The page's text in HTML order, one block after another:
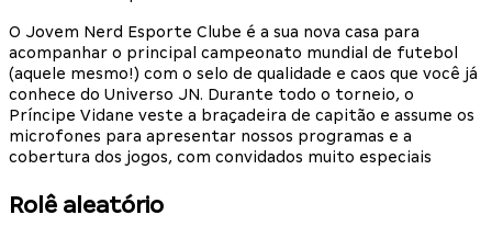
O Jovem Nerd Esporte Clube é a sua nova casa para
acompanhar o principal campeonato mundial de futebol
(aquele mesmo!) com o selo de qualidade e caos que você já
conhece do Universo JN. Durante todo o torneio, o
Príncipe Vidane veste a braçadeira de capitão e assume os
microfones para apresentar nossos programas e a
cobertura dos jogos, com convidados muito especiais
Rolê aleatório